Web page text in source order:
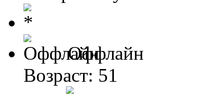
Оффлайн
Возраст: 51